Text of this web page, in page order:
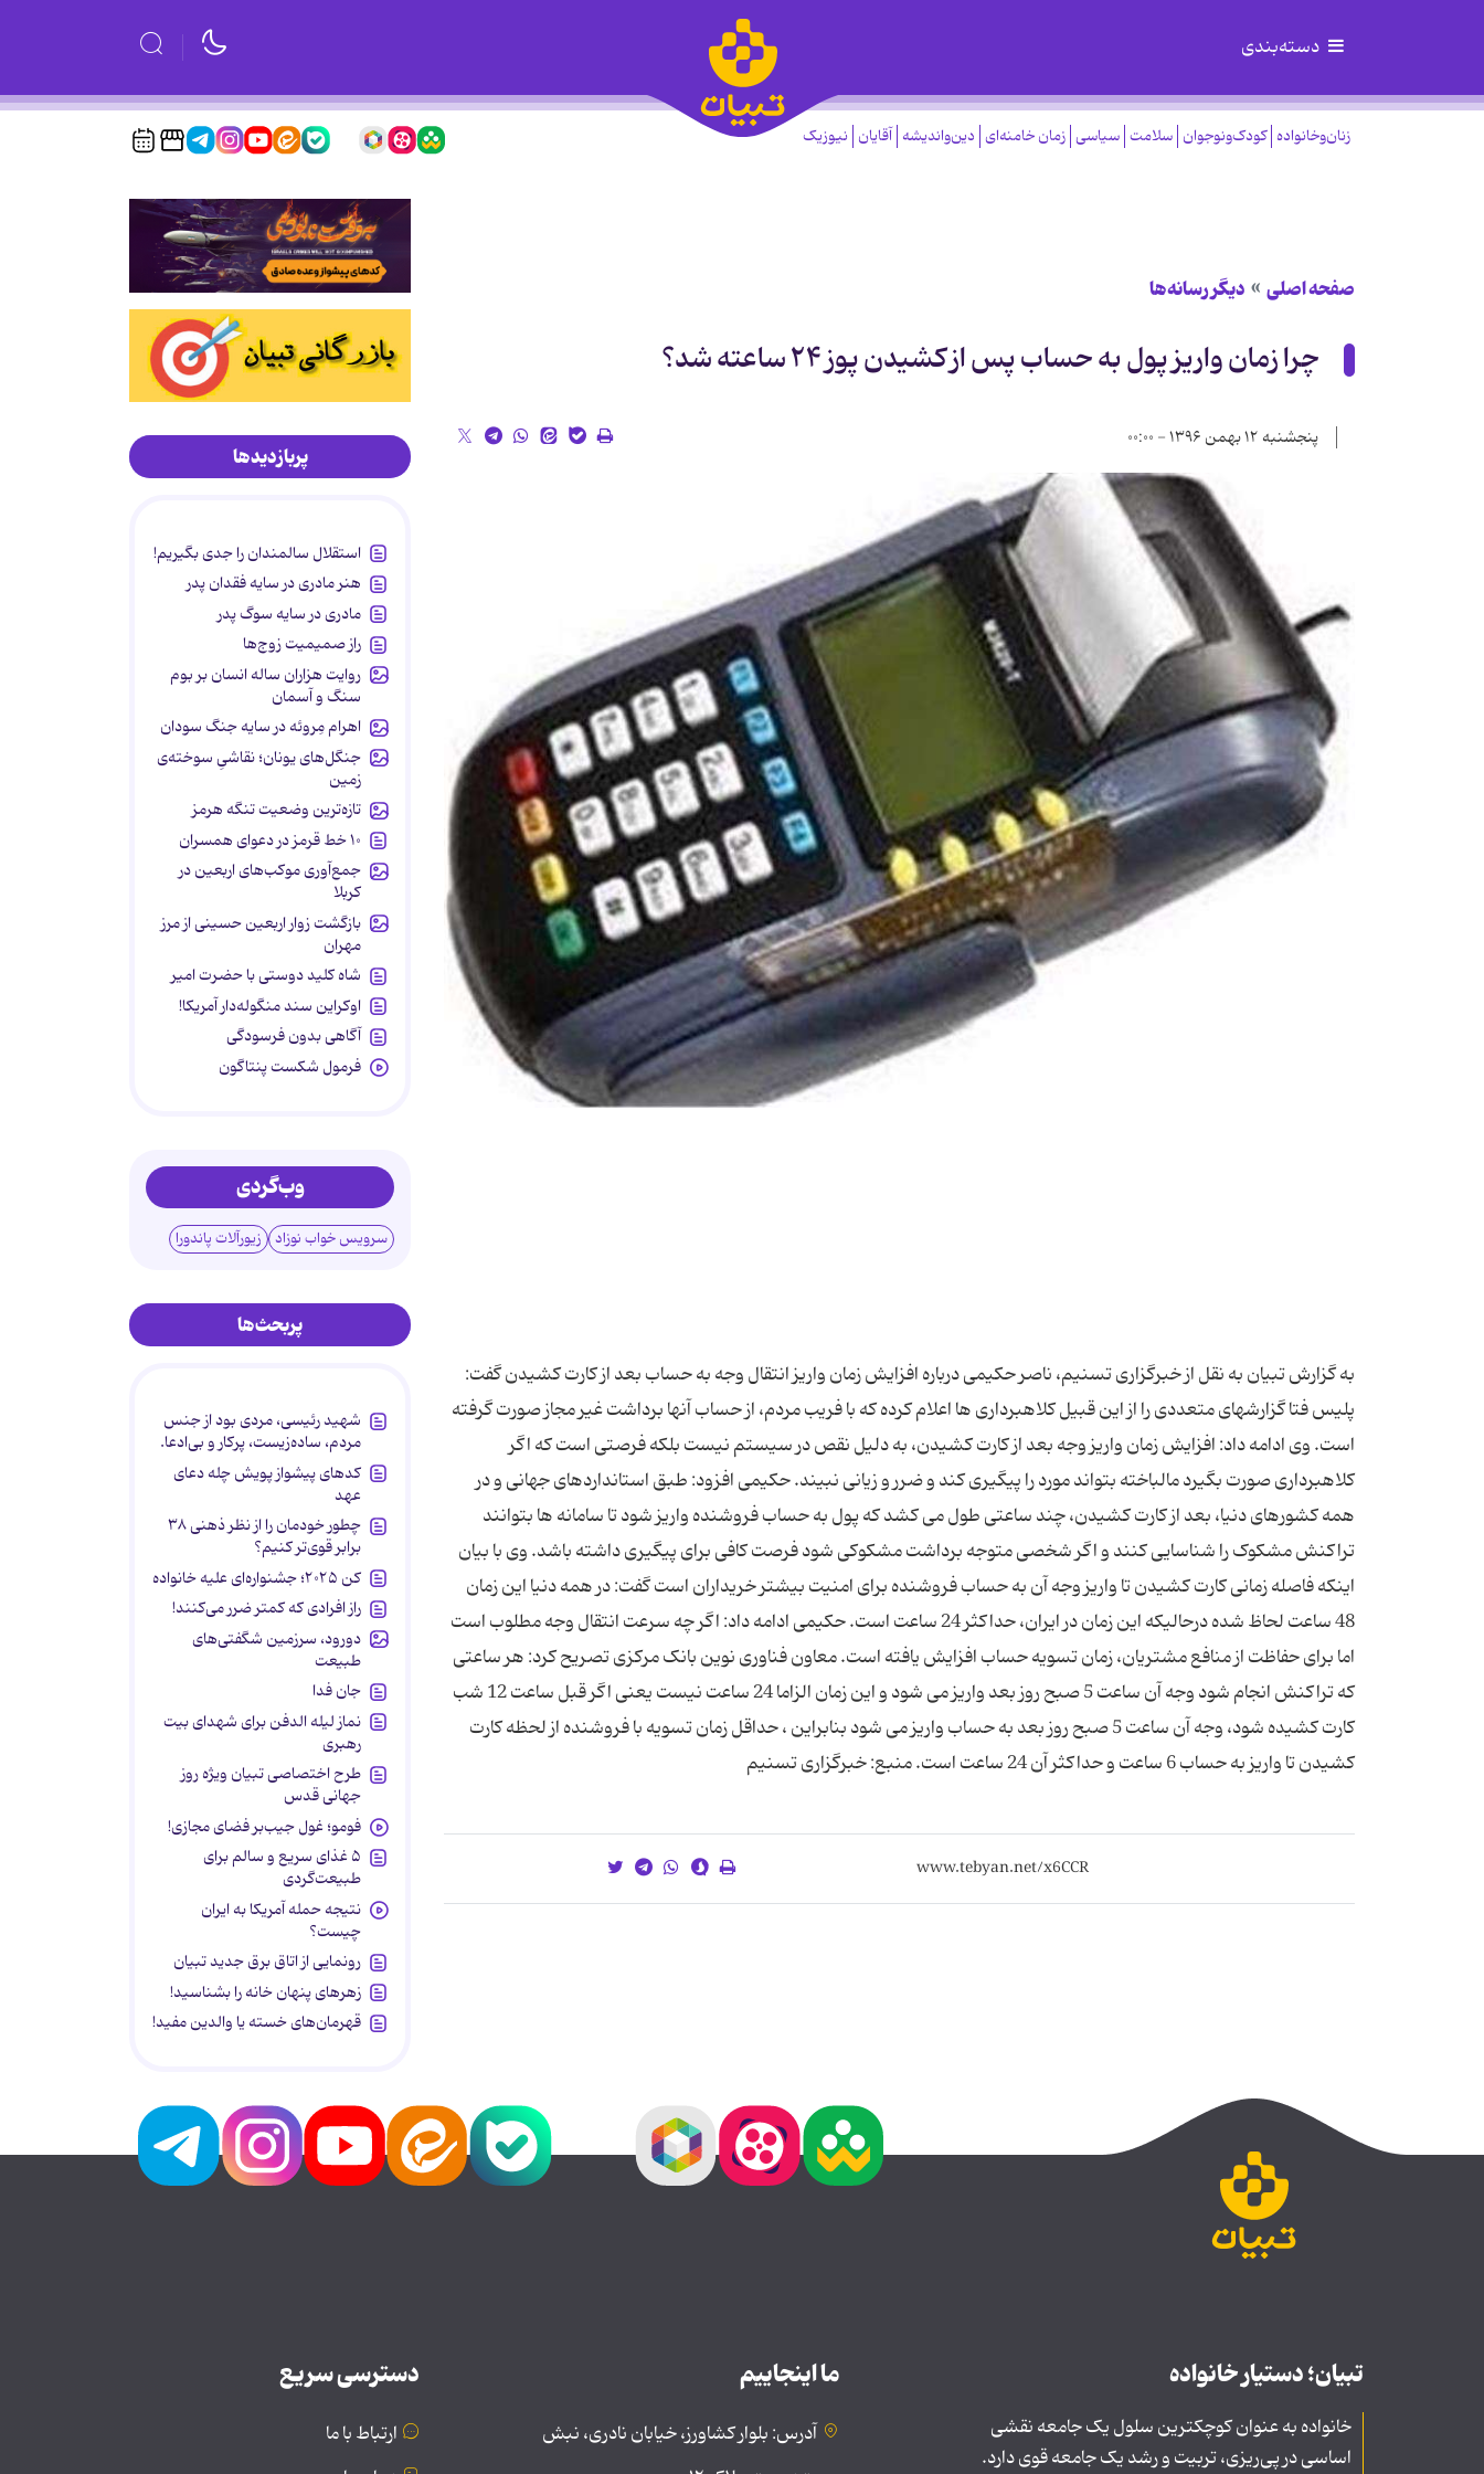
دسته‌بندی
زنان‌وخانواده کودک‌ونوجوان سلامت سیاسی زمان خامنه‌ای دین‌واندیشه آقایان نیوزیک
صفحه اصلی دیگر رسانه‌ها
چرا زمان واریز پول به حساب پس از کشیدن پوز ۲۴ ساعته شد؟
پنجشنبه ۱۲ بهمن ۱۳۹۶ - ۰۰:۰۰
به گزارش تبیان به نقل از خبرگزاری تسنیم، ناصر حکیمی درباره افزایش ­زمان ­واریز انتقال وجه به حساب ­بعد از کارت کشیدن ­گفت:
پلیس فتا گزارشهای ­متعددی را از این قبیل کلاهبرداری ها اعلام کرده ­که با فریب مردم، از حساب آنها برداشت غیر مجاز صورت گرفته
است. وی ادامه داد: افزایش زمان واریز وجه بعد از کارت کشیدن، به دلیل نقص در سیستم نیست بلکه فرصتی ­است که اگر
کلاهبرداری صورت بگیرد مالباخته بتواند مورد را پیگیری کند و ضرر و زیانی نبیند. حکیمی­ افزود: طبق استانداردهای جهانی و در
همه کشورهای دنیا، ­بعد از کارت کشیدن، چند ساعتی طول می کشد که پول به حساب فروشنده واریز شود تا سامانه ها بتوانند
تراکنش مشکوک را شناسایی کنند و اگر شخصی متوجه برداشت مشکوکی شود فرصت کافی برای پیگیری داشته باشد. وی با بیان
اینکه فاصله زمانی کارت کشیدن تا واریز وجه آن به حساب فروشنده برای امنیت بیشتر خریداران است گفت: در همه دنیا این زمان
48 ساعت لحاظ شده درحالیکه این زمان در ایران، حداکثر 24 ساعت است. حکیمی ­ادامه داد: اگر چه سرعت انتقال وجه مطلوب است
اما برای حفاظت از منافع مشتریان، زمان تسویه حساب افزایش یافته است. معاون فناوری نوین بانک مرکزی تصریح کرد: هر ساعتی
که تراکنش انجام شود وجه آن ساعت 5 صبح روز بعد واریز می شود و این زمان الزاما 24 ساعت نیست یعنی اگر قبل ساعت 12 شب
کارت کشیده شود، وجه آن ساعت ­5 صبح روز بعد به حساب واریز می شود بنابراین ، حداقل زمان تسویه با فروشنده از لحظه کارت
کشیدن تا واریز به حساب 6 ساعت و حداکثر آن 24 ساعت است. منبع: خبرگزاری تسنیم
پربازدیدها
استقلال سالمندان را جدی بگیریم!
هنر مادری در سایه‌ فقدان پدر
مادری در سایه سوگ پدر
راز صمیمیت زوج‌ها
روایت هزاران ساله انسان بر بوم
سنگ و آسمان
اهرام مِروئه در سایه جنگ سودان
جنگل‌های یونان؛ نقاشیِ سوخته‌ی
زمین
تازه‌ترین وضعیت تنگه هرمز
۱۰ خط قرمز در دعوای همسران
جمع‌آوری موکب‌های اربعین در
کربلا
بازگشت زوار اربعین حسینی از مرز
مهران
شاه کلید دوستی با حضرت امیر
اوکراین سند منگوله‌دار آمریکا!
آگاهی بدون فرسودگی
فرمول شکست پنتاگون
وب‌گردی
سرویس خواب نوزاد زیورآلات پاندورا
پربحث‌ها
شهید رئیسی، مردی بود از جنس
مردم، ساده‌زیست، پرکار و بی‌ادعا.
کدهای پیشواز پویش چله دعای
عهد
چطور خودمان را از نظر ذهنی ۳۸
برابر قوی‌تر کنیم؟
کن ۲۰۲۵؛ جشنواره‌ای علیه خانواده
راز افرادی که کمتر ضرر می‌کنند!
دورود، سرزمین شگفتی‌های
طبیعت
جان فدا
نماز لیله الدفن برای شهدای بیت
رهبری
طرح اختصاصی تبیان ویژه روز
جهانی قدس
فومو؛ غول جیب‌بر فضای مجازی!
۵ غذای سریع و سالم برای
طبیعت‌گردی
نتیجه حمله آمریکا به ایران
چیست؟
رونمایی از اتاق برق جدید تبیان
زهرهای پنهان خانه را بشناسید!
قهرمان‌های خسته یا والدین مفید!
تبیان؛ دستیار خانواده
خانواده به عنوان کوچکترین سلول یک جامعه نقشی
اساسی در پی‌ریزی، تربیت و رشد یک جامعه قوی دارد.
ما اینجاییم
آدرس: بلوار کشاورز، خیابان نادری، نبش
دسترسی سریع
ارتباط با ما